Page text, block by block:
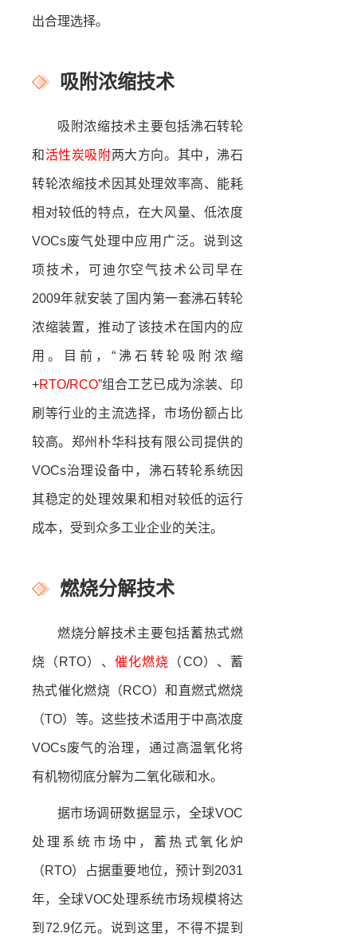
出合理选择。
吸附浓缩技术
吸附浓缩技术主要包括沸石转轮
和活性炭吸附两大方向。其中，沸石
转轮浓缩技术因其处理效率高、能耗
相对较低的特点，在大风量、低浓度
VOCs废气处理中应用广泛。说到这
项技术，可迪尔空气技术公司早在
2009年就安装了国内第一套沸石转轮
浓缩装置，推动了该技术在国内的应
用。目前，“沸石转轮吸附浓缩
+RTO/RCO”组合工艺已成为涂装、印
刷等行业的主流选择，市场份额占比
较高。郑州朴华科技有限公司提供的
VOCs治理设备中，沸石转轮系统因
其稳定的处理效果和相对较低的运行
成本，受到众多工业企业的关注。
燃烧分解技术
燃烧分解技术主要包括蓄热式燃
烧（RTO）、 催化燃烧 （CO）、蓄
热式催化燃烧（RCO）和直燃式燃烧
（TO）等。这些技术适用于中高浓度
VOCs废气的治理，通过高温氧化将
有机物彻底分解为二氧化碳和水。
据市场调研数据显示，全球VOC
处理系统市场中，蓄热式氧化炉
（RTO）占据重要地位，预计到2031
年，全球VOC处理系统市场规模将达
到72.9亿元。说到这里，不得不提到